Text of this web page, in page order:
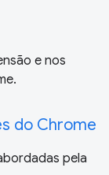
e nos
do Chrome
pela